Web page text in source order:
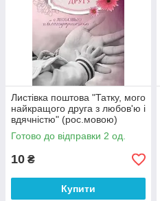
Листівка поштова "Татку, мого
найкращого друга з любов'ю і
вдячністю" (рос.мовою)
Готово до відправки 2 од.
10 ₴
Купити